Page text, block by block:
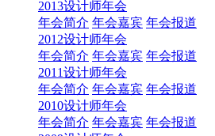
2013设计师年会
年会简介 年会嘉宾 年会报道
2012设计师年会
年会简介 年会嘉宾 年会报道
2011设计师年会
年会简介 年会嘉宾 年会报道
2010设计师年会
年会简介 年会嘉宾 年会报道